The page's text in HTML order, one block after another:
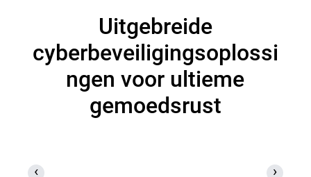
Uitgebreide
cyberbeveiligingsoplossi
ngen voor ultieme
gemoedsrust